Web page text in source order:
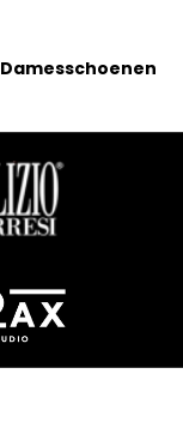
Damesschoenen